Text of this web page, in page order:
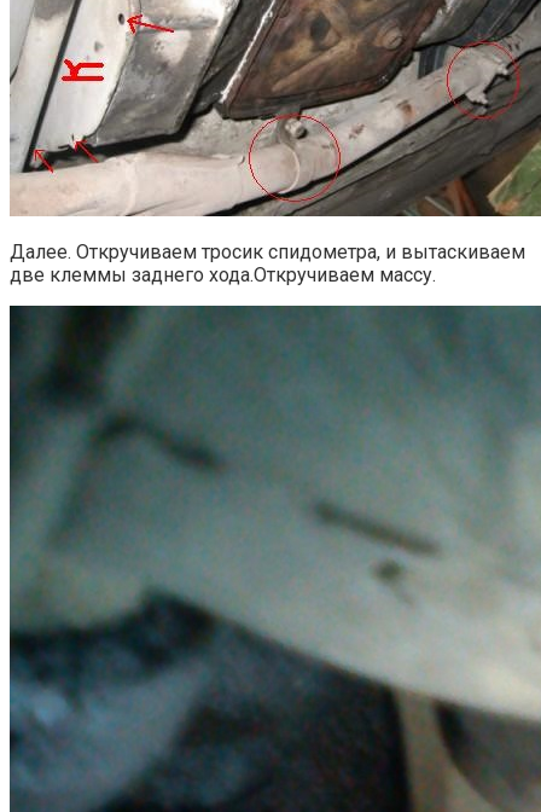
Далее. Откручиваем тросик спидометра, и вытаскиваем
две клеммы заднего хода.Откручиваем массу.